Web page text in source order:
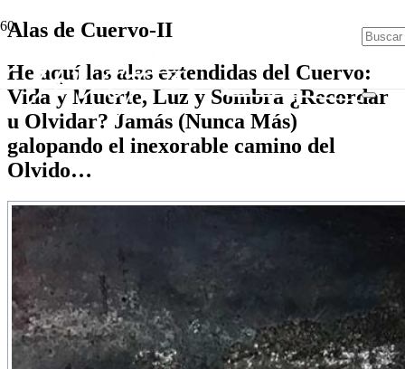
Alas de Cuervo-II
He aquí las alas extendidas del Cuervo:
Vida y Muerte, Luz y Sombra ¿Recordar
u Olvidar? Jamás (Nunca Más)
galopando el inexorable camino del
Olvido…